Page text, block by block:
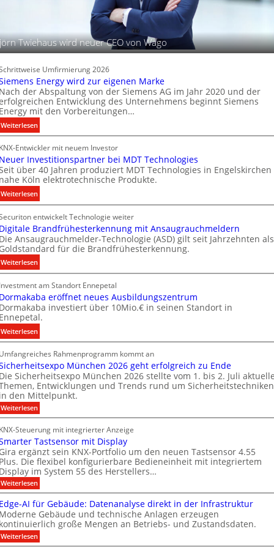
u
n
g
s
t
e
c
h
n
i
k
k
t
t
e
n
Twiehaus wird neuer CEO von Wago
Umfirmierung 2026
Energy wird zur eigenen Marke
der Abspaltung von der Siemens AG im Jahr 2020 und der
Entwicklung des Unternehmens beginnt Siemens
mit den Vorbereitungen…
Weiterlesen:
S
i
e
m
e
n
s
E
n
e
r
g
y
w
i
r
d
z
u
r
e
i
g
e
n
n
M
a
r
k
e
Entwickler mit neuem Investor
Investitionspartner bei MDT Technologies
über 40 Jahren produziert MDT Technologies in Engelskirchen
Köln elektrotechnische Produkte.
Weiterlesen:
N
e
u
e
r
I
n
v
e
s
t
i
t
i
o
n
s
p
a
t
n
e
r
b
e
i
M
D
T
entwickelt Technologie weiter
Brandfrühesterkennung mit Ansaugrauchmeldern
Ansaugrauchmelder-Technologie (ASD) gilt seit Jahrzehnten als
für die Brandfrühesterkennung.
Weiterlesen:
D
i
g
i
t
a
l
e
B
r
a
n
d
ü
h
e
s
t
e
r
k
e
am Standort Ennepetal
eröffnet neues Ausbildungszentrum
investiert über 10Mio.€ in seinen Standort in
Weiterlesen:
D
o
r
m
a
k
a
a
e
r
ö
f
f
n
e
t
n
Rahmenprogramm kommt an
München 2026 geht erfolgreich zu Ende
Sicherheitsexpo München 2026 stellte vom 1. bis 2. Juli
Entwicklungen und Trends rund um Sicherheitstechniken
den Mittelpunkt.
Weiterlesen:
S
c
h
e
r
h
e
i
t
s
e
x
p
o
M
Steuerung mit integrierter Anzeige
Tastsensor mit Display
ergänzt sein KNX-Portfolio um den neuen Tastsensor 4.55
Die flexibel konfigurierbare Bedieneinheit mit integriertem
im System 55 des Herstellers…
Weiterlesen:
S
m
a
r
t
r
AI für Gebäude: Datenanalyse direkt in der Infrastruktur
Gebäude und technische Anlagen erzeugen
große Mengen an Betriebs- und Zustandsdaten.
Weiterlesen:
E